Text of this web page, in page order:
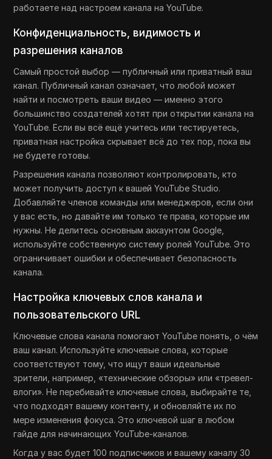
работаете над настроем канала на YouTube.
Конфиденциальность, видимость и
разрешения каналов
Самый простой выбор — публичный или приватный ваш
канал. Публичный канал означает, что любой может
найти и посмотреть ваши видео — именно этого
большинство создателей хотят при открытии канала на
YouTube. Если вы всё ещё учитесь или тестируетесь,
приватная настройка скрывает всё до тех пор, пока вы
не будете готовы.
Разрешения канала позволяют контролировать, кто
может получить доступ к вашей YouTube Studio.
Добавляйте членов команды или менеджеров, если они
у вас есть, но давайте им только те права, которые им
нужны. Не делитесь основным аккаунтом Google,
используйте собственную систему ролей YouTube. Это
ограничивает ошибки и обеспечивает безопасность
канала.
Настройка ключевых слов канала и
пользовательского URL
Ключевые слова канала помогают YouTube понять, о чём
ваш канал. Используйте ключевые слова, которые
соответствуют тому, что ищут ваши идеальные
зрители, например, «технические обзоры» или «тревел-
влоги». Не перебивайте ключевые слова, выбирайте те,
что подходят вашему контенту, и обновляйте их по
мере изменения фокуса. Это ключевой шаг в любом
гайде для начинающих YouTube-каналов.
Когда у вас будет 100 подписчиков и вашему каналу 30